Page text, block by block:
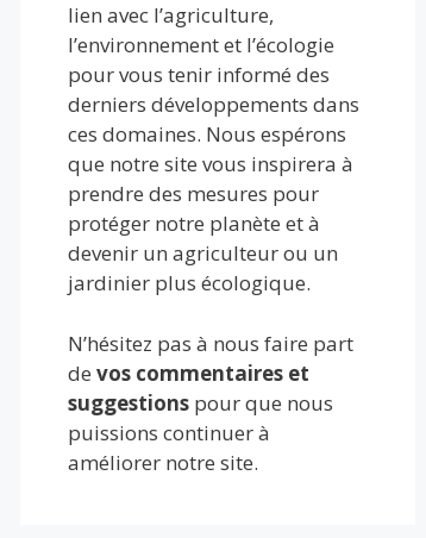
lien avec l’agriculture,
l’environnement et l’écologie
pour vous tenir informé des
derniers développements dans
ces domaines. Nous espérons
que notre site vous inspirera à
prendre des mesures pour
protéger notre planète et à
devenir un agriculteur ou un
jardinier plus écologique.
N’hésitez pas à nous faire part
devos commentaires et
suggestions pour que nous
puissions continuer à
améliorer notre site.